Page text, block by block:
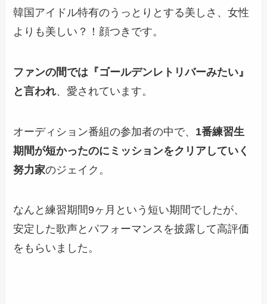
韓国アイドル特有のうっとりとする美しさ、女性
よりも美しい？！顔つきです。
ファンの間では『ゴールデンレトリバーみたい』
と言われ、愛されています。
オーディション番組の参加者の中で、 1番練習生
期間が短かったのにミッションをクリアしていく
努力家のジェイク。
なんと練習期間9ヶ月という短い期間でしたが、
安定した歌声とパフォーマンスを披露して高評価
をもらいました。